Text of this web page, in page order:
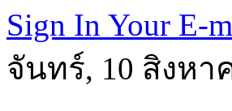
Sign In Your E-
จันทร์, 10 สิงหา